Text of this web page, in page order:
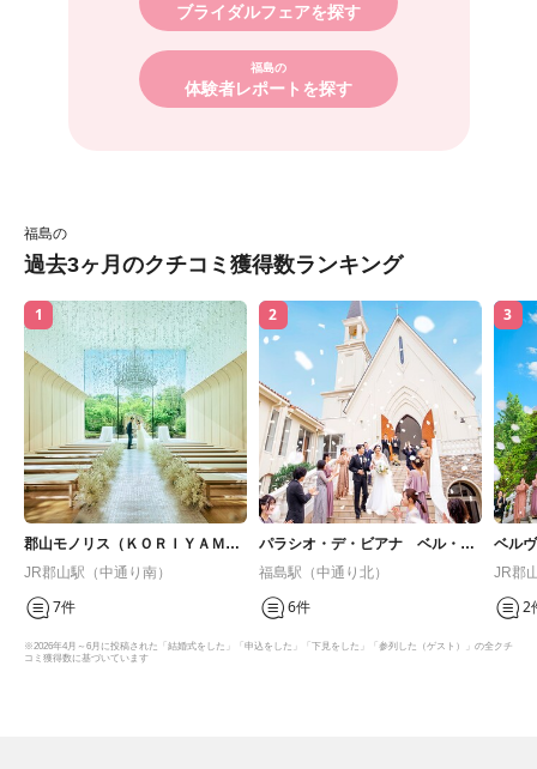
ブライダルフェアを探す
福島の
体験者レポートを探す
福島の
過去3ヶ月のクチコミ獲得数ランキング
1
郡山モノリス（ＫＯＲＩＹＡＭ
Ａ ＭＯＮＯＬＩＴＨ）
JR郡山駅（中通り南）
7件
2
パラシオ・デ・ビアナ ベル・
カーサ
福島駅（中通り北）
6件
3
ベル
JR郡
2
※2026年4月～6月に投稿された「結婚式をした」「申込をした」「下見をした」「参列した（ゲスト）」の全クチ
コミ獲得数に基づいています